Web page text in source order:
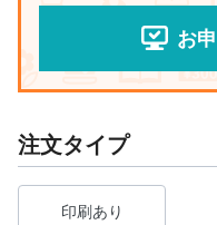
お
注文タイプ
印刷あり